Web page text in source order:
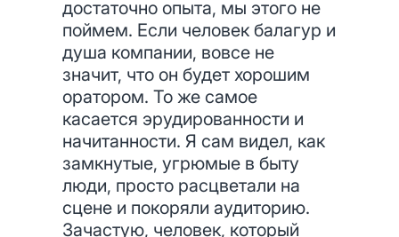
достаточно опыта, мы этого не
поймем. Если человек балагур и
душа компании, вовсе не
значит, что он будет хорошим
оратором. То же самое
касается эрудированности и
начитанности. Я сам видел, как
замкнутые, угрюмые в быту
люди, просто расцветали на
сцене и покоряли аудиторию.
Зачастую, человек, который